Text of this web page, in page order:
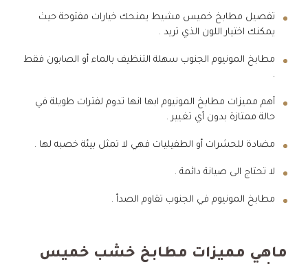
تفصيل مطابخ خميس مشيط يمنحك خيارات مفتوحة حيث
يمكنك اختيار اللون الذي تريد .
مطابخ المونيوم الجنوب سهلة التنظيف بالماء أو الصابون فقط
.
أهم مميزات مطابخ المونيوم ابها انها تدوم لفترات طويلة في
حالة ممتازة بدون أي تغيير .
مضادة للحشرات أو الطفيليات فهي لا تمثل بيئة خصبه لها .
لا تحتاج الى صيانة دائمة .
مطابخ المونيوم في الجنوب تقاوم الصدأ .
ماهي مميزات مطابخ خشب خميس